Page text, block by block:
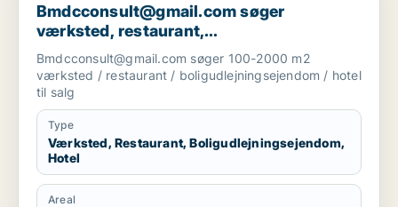
Bmdcconsult@gmail.com søger
værksted, restaurant,
boligudlejningsejendom eller hotel til salg
i Storkøbenhavn
Bmdcconsult@gmail.com søger 100-2000 m2
værksted / restaurant / boligudlejningsejendom / hotel
til salg
Type
Værksted, Restaurant, Boligudlejningsejendom,
Hotel
Areal